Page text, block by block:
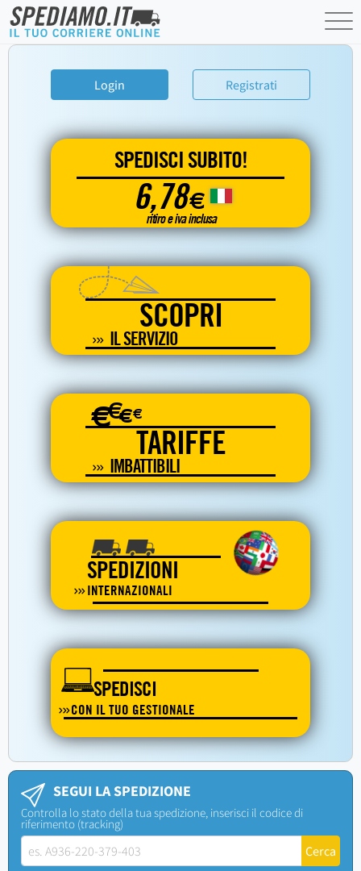
Login Registrati
SPEDISCI SUBITO!
6,78€
ritiro e iva inclusa
SCOPRI
IL SERVIZIO
€€€€
TARIFFE
IMBATTIBILI
SPEDIZIONI
INTERNAZIONALI
SPEDISCI
CON IL TUO GESTIONALE
SEGUI LA SPEDIZIONE
Controlla lo stato della tua spedizione, inserisci il codice di
riferimento (tracking)